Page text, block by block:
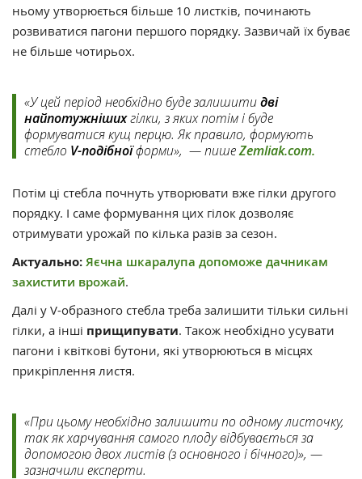
ньому утворюється більше 10 листків, починають
розвиватися пагони першого порядку. Зазвичай їх буває
не більше чотирьох.
«У цей період необхідно буде залишитидві
найпотужнішихгілки, з яких потім і буде
формуватися кущ перцю. Як правило, формують
стебло V-подібноїформи», — пишеZemliak.com.
Потім ці стебла почнуть утворювати вже гілки другого
порядку. І саме формування цих гілок дозволяє
отримувати урожай по кілька разів за сезон.
Актуально:Яєчна шкаралупа допоможе дачникам
захистити врожай.
Далі у V-образного стебла треба залишити тільки сильні
гілки, а інші прищипувати. Також необхідно усувати
пагони і квіткові бутони, які утворюються в місцях
прикріплення листя.
«При цьому необхідно залишити по одному листочку,
так як харчування самого плоду відбувається за
допомогою двох листів (з основного і бічного)», —
зазначили експерти.